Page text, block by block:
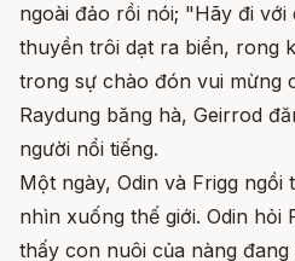
ngoài đảo rồi nói; "Hãy đi với
thuyền trôi dạt ra biển, rong
trong sự chào đón vui mừng
Raydung băng hà, Geirrod
người nổi tiếng.
Một ngày, Odin và Frigg ngồi
nhìn xuống thế giới. Odin hỏi
thấy con nuôi của nàng